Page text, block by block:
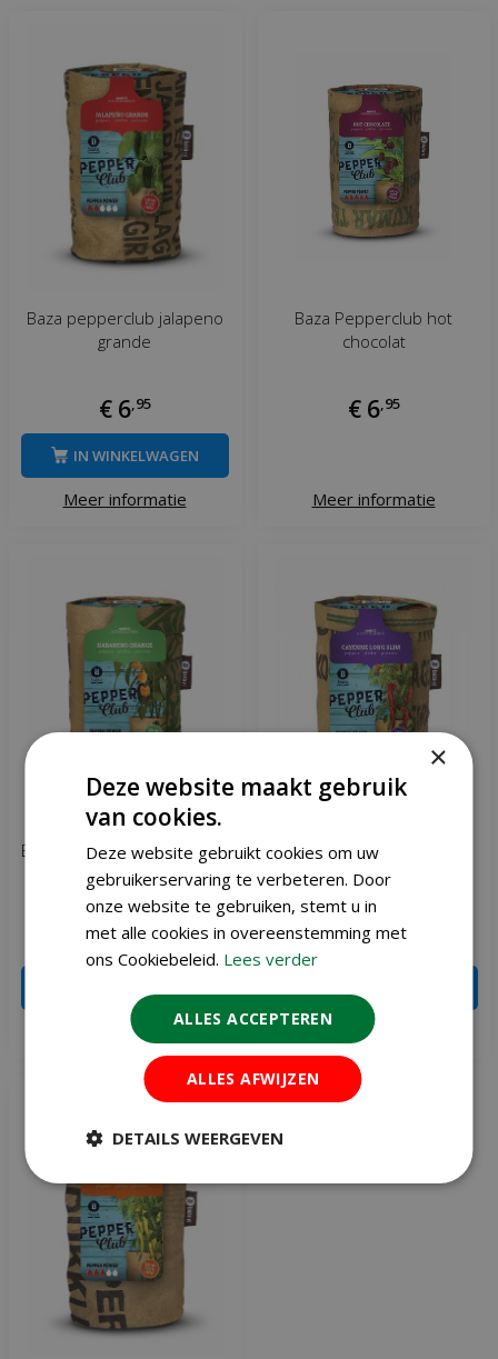
Baza pepperclub jalapeno
grande
€ 6 95
Meer informatie
IN WINKELWAGEN
Baza Pepperclub hot
chocolat
€ 6 95
Meer informatie
Baza pepperclub habanero
orange
€ 6,95
Meer informatie
Baza pepperclub Anaheim
€6,95
Meer informatie
×
Deze website maakt gebruik
van cookies.
Deze website gebruikt cookies om uw
gebruikerservaring te verbeteren. Door
onze website te gebruiken, stemt u in
met alle cookies in overeenstemming met
ons Cookiebeleid. Lees verder
ALLES ACCEPTEREN
ALLES AFWIJZEN
DETAILS WEERGEVEN